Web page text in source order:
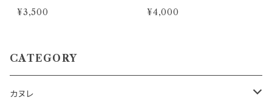
ベイクドチーズケーキ
¥3,500
キ
¥4,000
CATEGORY
カヌレ